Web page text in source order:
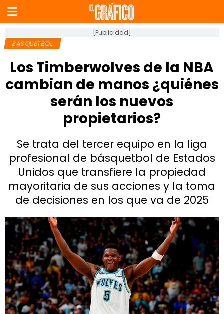
[Publicidad]
BASQUETBOL
Los Timberwolves de la NBA
cambian de manos ¿quiénes
serán los nuevos
propietarios?
Se trata del tercer equipo en la liga
profesional de básquetbol de Estados
Unidos que transfiere la propiedad
mayoritaria de sus acciones y la toma
de decisiones en los que va de 2025